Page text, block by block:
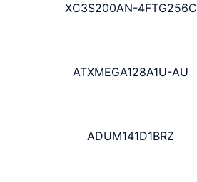
XC3S200AN-4FTG256C
ATXMEGA128A1U-AU
ADUM141D1BRZ